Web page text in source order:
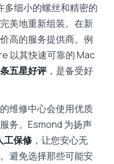
细小的螺丝和精密的
美地重新组装。在新
高的服务提供商。例
以其快速可靠的 Mac
五星好评，是备受好
维修中心会使用优质
务。Esmond 为扬声
工保修 ，让您安心无
避免选择那些可能安